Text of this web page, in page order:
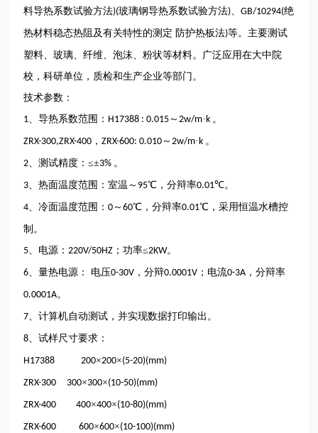
料导热系数试验方法)(玻璃钢导热系数试验方法) 、GB/10294(绝
热材料稳态热阻及有关特性的测定 防护热板法)等。主要测试
塑料、玻璃、纤维、泡沫、粉状等材料。广泛应用在大中院
校，科研单位，质检和生产企业等部门。
技术参数：
1 、导热系数范围： H17388 : 0.015 ～ 2w/m· k 。
ZRX-300,ZRX-400 ，ZRX-600: 0.010 ～ 2w/m· k 。
2 、测试精度：≤±3% 。
3 、热面温度范围：室温～ 95℃，分辩率0.01℃。
4 、冷面温度范围：0 ～60℃，分辩率0.01℃，采用恒温水槽控
制。
5 、电源： 220V/50HZ ；功率≤2KW。
6 、量热电源： 电压0-30V ，分辩0.0001V ；电流0-3A ，分辩率
0.0001A。
7 、计算机自动测试，并实现数据打印输出。
8 、试样尺寸要求：
H17388 200×200×(5-20)(mm)
ZRX-300 300×300×(10-50)(mm)
ZRX-400 400×400×(10-80)(mm)
ZRX-600 600×600×(10-100)(mm)